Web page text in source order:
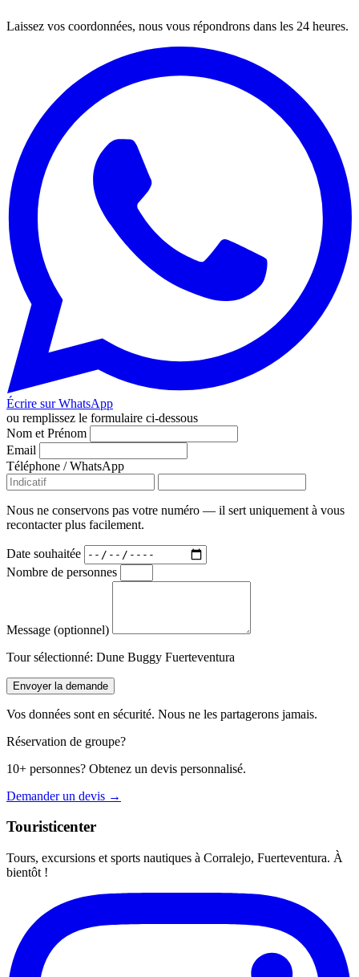
Laissez vos coordonnées, nous vous répondrons dans les 24 heures.
Écrire sur WhatsApp
ou remplissez le formulaire ci-dessous
Nom et Prénom
Email
Téléphone / WhatsApp
Nous ne conservons pas votre numéro — il sert uniquement à vous
recontacter plus facilement.
Date souhaitée
Nombre de personnes
Message (optionnel)
Tour sélectionné: Dune Buggy Fuerteventura
Envoyer la demande
Vos données sont en sécurité. Nous ne les partagerons jamais.
Réservation de groupe?
10+ personnes? Obtenez un devis personnalisé.
Demander un devis →
Touristicenter
Tours, excursions et sports nautiques à Corralejo, Fuerteventura. À
bientôt !